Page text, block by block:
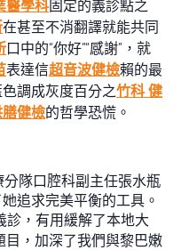
醫學科固定的義診點之
在甚至不消翻譯就能共同
口中的“你好”“感謝”，就
表達信超音波健檢賴的最
調成灰度百分之竹科 健
健檢的哲學恐慌。
隊口腔科副主任張水瓶
追求完美平衡的工具。
診，有用緩解了本地大
目，加深了我們與黎巴嫩